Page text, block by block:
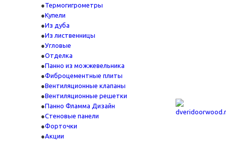
Термогигрометры
Купели
Из дуба
Из лиственницы
Угловые
Отделка
Панно из можжевельника
Фиброцементные плиты
Вентиляционные клапаны
Вентиляционные решетки
Панно Фламма Дизайн
Стеновые панели
Форточки
Акции